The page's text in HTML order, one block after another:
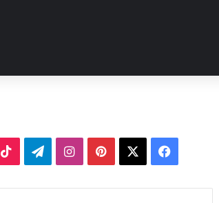
فيسبوك بينتيريستانستقرامتيلقرام